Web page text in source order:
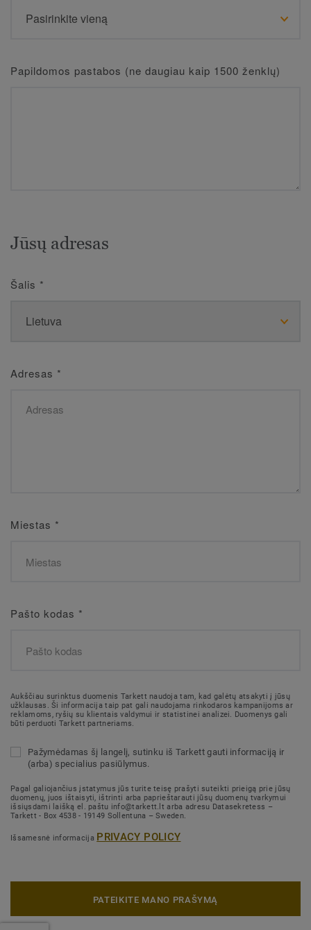
Papildomos pastabos (ne daugiau kaip 1500 ženklų)
Jūsų adresas
Šalis *
Adresas *
Miestas *
Pašto kodas *
Aukščiau surinktus duomenis Tarkett naudoja tam, kad galėtų atsakyti į jūsų
užklausas. Ši informacija taip pat gali naudojama rinkodaros kampanijoms ar
reklamoms, ryšių su klientais valdymui ir statistinei analizei. Duomenys gali
būti perduoti Tarkett partneriams.
Pažymėdamas šį langelį, sutinku iš Tarkett gauti informaciją ir
(arba) specialius pasiūlymus.
Pagal galiojančius įstatymus jūs turite teisę prašyti suteikti prieigą prie jūsų
duomenų, juos ištaisyti, ištrinti arba paprieštarauti jūsų duomenų tvarkymui
išsiųsdami laišką el. paštu info@tarkett.lt arba adresu Datasekretess –
Tarkett - Box 4538 - 19149 Sollentuna – Sweden.
Išsamesnė informacija PRIVACY POLICY
PATEIKITE MANO PRAŠYMĄ